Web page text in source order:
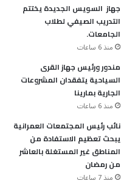
جهاز السويس الجديدة يختتم
التدريب الصيفي لطلاب
الجامعات.
منذ 6 ساعات
مندور ورئيس جهاز القرى
السياحية يتفقدان المشروعات
الجارية بمارينا
منذ 6 ساعات
نائب رئيس المجتمعات العمرانية
يبحث تعظيم الاستفادة من
المناطق غير المستغلة بالعاشر
من رمضان
منذ 7 ساعات